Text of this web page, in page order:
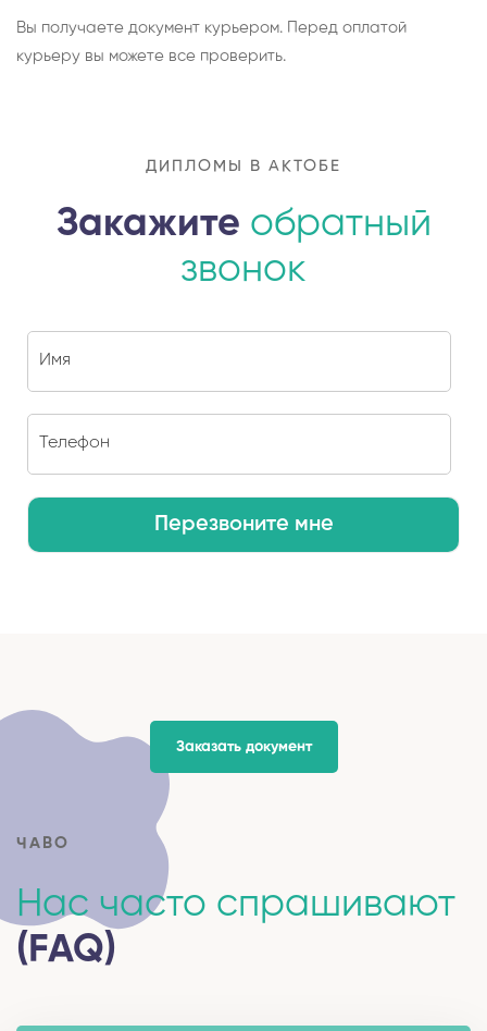
Вы получаете документ курьером. Перед оплатой
курьеру вы можете все проверить.
ДИПЛОМЫ В АКТОБЕ
Закажите обратный
звонок
Перезвоните мне
Заказать документ
ЧАВО
Нас часто спрашивают
(FAQ)